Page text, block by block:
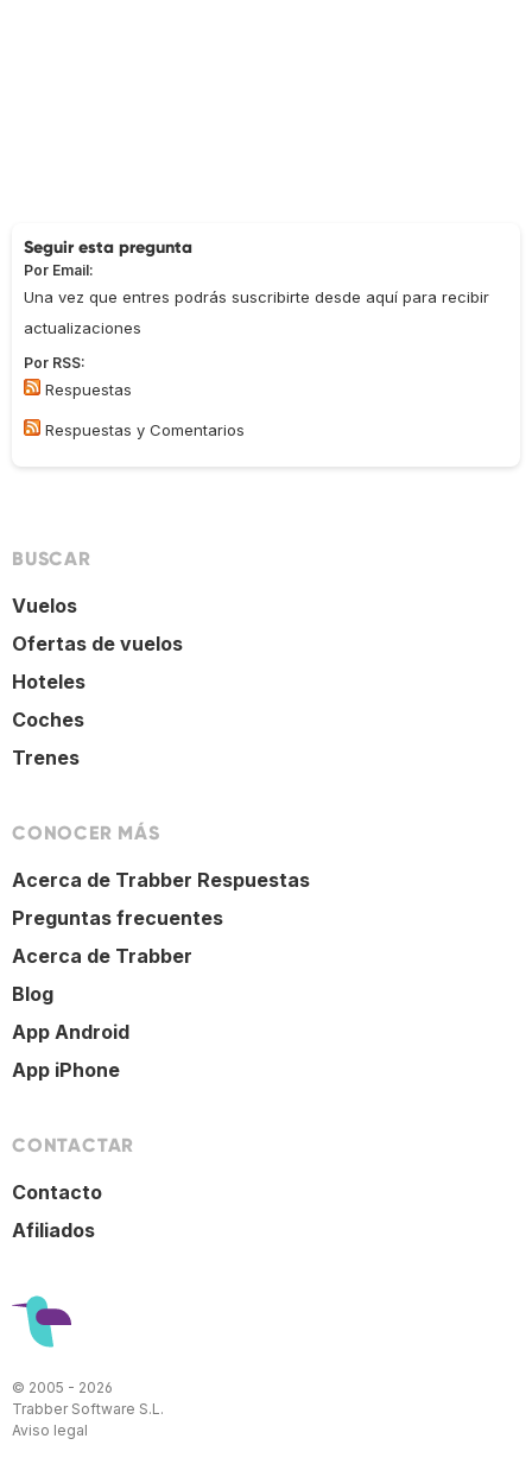
Seguir esta pregunta
Por Email:
Una vez que entres podrás suscribirte desde aquí para recibir
actualizaciones
Por RSS:
Respuestas
Respuestas y Comentarios
BUSCAR
Vuelos
Ofertas de vuelos
Hoteles
Coches
Trenes
CONOCER MÁS
Acerca de Trabber Respuestas
Preguntas frecuentes
Acerca de Trabber
Blog
App Android
App iPhone
CONTACTAR
Contacto
Afiliados
© 2005 - 2026
Trabber Software S.L.
Aviso legal